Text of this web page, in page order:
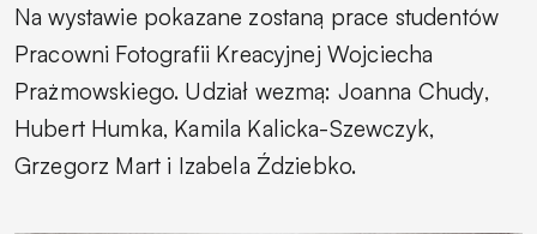
Na wystawie pokazane zostaną prace studentów
Pracowni Fotografii Kreacyjnej Wojciecha
Prażmowskiego. Udział wezmą: Joanna Chudy,
Hubert Humka, Kamila Kalicka-Szewczyk,
Grzegorz Mart i Izabela Ździebko.